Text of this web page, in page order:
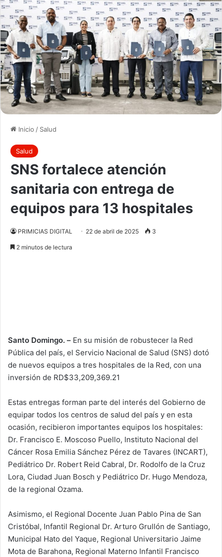
Inicio / Salud
Salud
SNS fortalece atención
sanitaria con entrega de
equipos para 13 hospitales
PRIMICIAS DIGITAL 22 de abril de 2025 3
2 minutos de lectura
Santo Domingo. – En su misión de robustecer la Red
Pública del país, el Servicio Nacional de Salud (SNS) dotó
de nuevos equipos a tres hospitales de la Red, con una
inversión de RD$33,209,369.21
Estas entregas forman parte del interés del Gobierno de
equipar todos los centros de salud del país y en esta
ocasión, recibieron importantes equipos los hospitales:
Dr. Francisco E. Moscoso Puello, Instituto Nacional del
Cáncer Rosa Emilia Sánchez Pérez de Tavares (INCART),
Pediátrico Dr. Robert Reid Cabral, Dr. Rodolfo de la Cruz
Lora, Ciudad Juan Bosch y Pediátrico Dr. Hugo Mendoza,
de la regional Ozama.
Asimismo, el Regional Docente Juan Pablo Pina de San
Cristóbal, Infantil Regional Dr. Arturo Grullón de Santiago,
Municipal Hato del Yaque, Regional Universitario Jaime
Mota de Barahona, Regional Materno Infantil Francisco